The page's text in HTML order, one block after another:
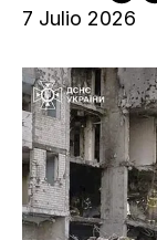
7 Julio 2026